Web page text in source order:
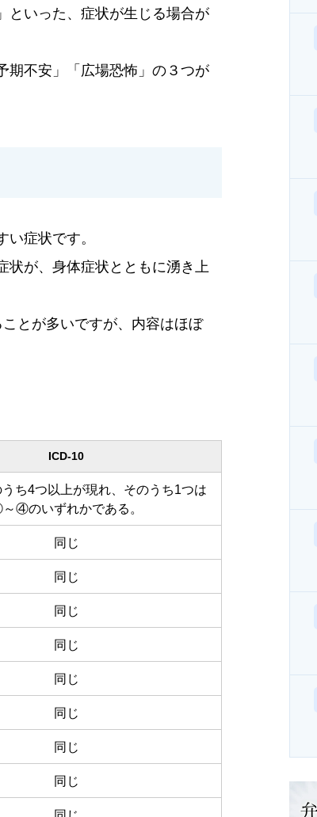
といった、症状が生じる場合が
期不安」「広場恐怖」の３つが
症状です。
状が、身体症状とともに湧き上
とが多いですが、内容はほぼ
ICD-10
ち4つ以上が現れ、そのうち1つは
④のいずれかである。
同じ
同じ
同じ
同じ
同じ
同じ
同じ
同じ